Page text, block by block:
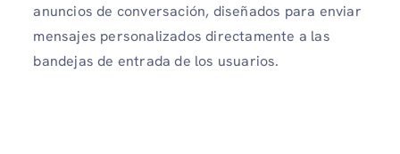
anuncios de conversación, diseñados para enviar
mensajes personalizados directamente a las
bandejas de entrada de los usuarios.